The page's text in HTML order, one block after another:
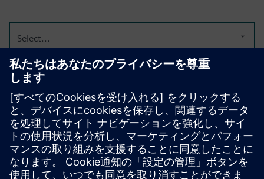
Select...
医療機器の効率的な管理
waveware® ソフトウェアアプリケーションMEDは、病院
や介護施設の医療機器を専門的に管理し、MPDGと
MPBetreIBVのすべての要件を満たし、技術的および法的
データの記録を可能にし、評価を容易にして、患者のケア
と安全性を向上させます。